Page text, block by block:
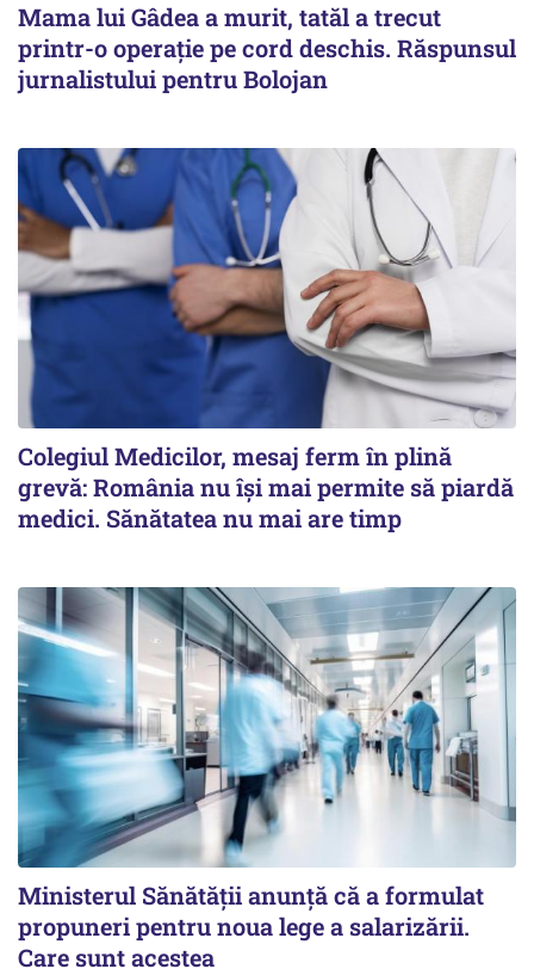
Mama lui Gâdea a murit, tatăl a trecut
printr-o operație pe cord deschis. Răspunsul
jurnalistului pentru Bolojan
Colegiul Medicilor, mesaj ferm în plină
grevă: România nu își mai permite să piardă
medici. Sănătatea nu mai are timp
Ministerul Sănătății anunță că a formulat
propuneri pentru noua lege a salarizării.
Care sunt acestea